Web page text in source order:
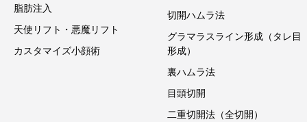
脂肪注入
天使リフト・悪魔リフト
カスタマイズ小顔術
切開ハムラ法
グラマラスライン形成（タレ目
形成）
裏ハムラ法
目頭切開
二重切開法（全切開）